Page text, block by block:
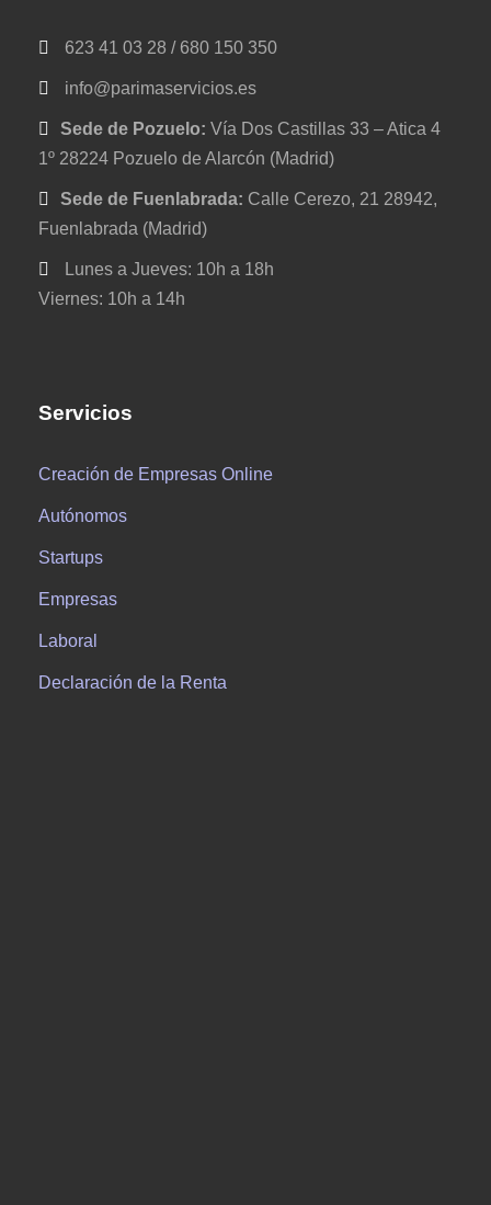
623 41 03 28 / 680 150 350
info@parimaservicios.es
Sede de Pozuelo: Vía Dos Castillas 33 – Atica 4
1º 28224 Pozuelo de Alarcón (Madrid)
Sede de Fuenlabrada: Calle Cerezo, 21 28942,
Fuenlabrada (Madrid)
Lunes a Jueves: 10h a 18h
Viernes: 10h a 14h
Servicios
Creación de Empresas Online
Autónomos
Startups
Empresas
Laboral
Declaración de la Renta